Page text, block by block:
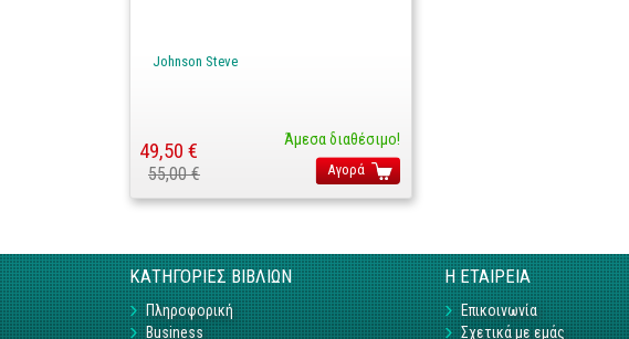
Johnson Steve
49,50 €
55,00 €
Άμεσα διαθέσιμο!
Αγορά
ΚΑΤΗΓΟΡΙΕΣ ΒΙΒΛΙΩΝ
Πληροφορική
Business
Η ΕΤΑΙΡΕΙΑ
Επικοινωνία
Σχετικά με εμάς